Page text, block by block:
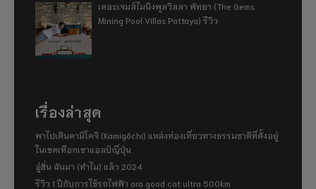
เดอะเจมส์ไมนิงพูลวิลลา พัทยา (The Gems
Mining Pool Villas Pattaya) รีวิว
เรื่องล่าสุด
พาไปเดินคามิโคจิ (Kamigōchi) แหล่งท่องเที่ยวทางธรรมชาติที่ตั้งอยู่
ในเขตเทือกเขาแอลป์ญี่ปุ่น
อู่ฮั่น ฉันมา (ทำไม) แล้ว 2024
รีวิว 1 ปีกับการใช้รถไฟฟ้า ora good cat ultra 500km